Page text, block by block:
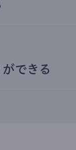
できる